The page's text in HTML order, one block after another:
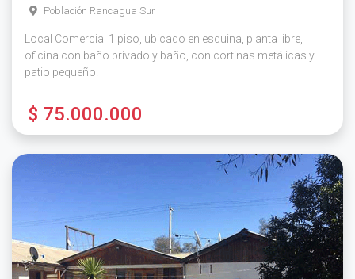
Población Rancagua Sur
Local Comercial 1 piso, ubicado en esquina, planta libre,
oficina con baño privado y baño, con cortinas metálicas y
patio pequeño.
$ 75.000.000